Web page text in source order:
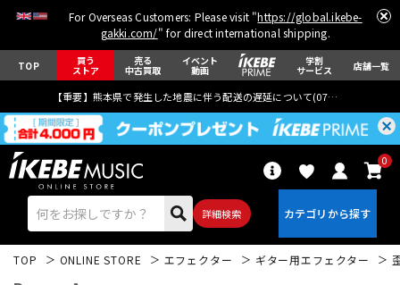
For Overseas Customers: Please visit "https://global.ikebe-
gakki.com/" for direct international shipping.
TOP 買う
ストア
売る
中古買取
イベント
動画
学割
サービス 店舗一覧
【重要】熊本県で発生した地震に伴う配送の遅延について(07月29日
詳細検索
0
TOP ONLINE STORE エフェクター ギター用エフェクター